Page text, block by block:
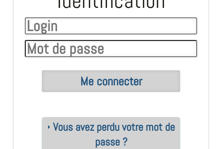
Vous avez perdu votre mot de
passe ?